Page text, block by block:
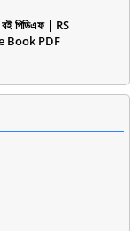
বই পিডিএফ | RS
PDF